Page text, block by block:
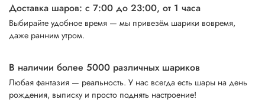
Доставка шаров: с 7:00 до 23:00, от 1 часа
Выбирайте удобное время — мы привезём шарики вовремя,
даже ранним утром.
В наличии более 5000 различных шариков
Любая фантазия — реальность. У нас всегда есть шары на день
рождения, выписку и просто поднять настроение!